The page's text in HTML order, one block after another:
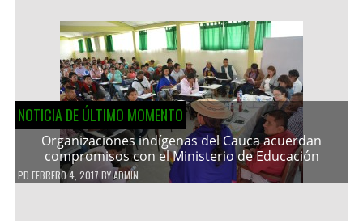
NOTICIA DE ÚLTIMO MOMENTO
Organizaciones indígenas del Cauca acuerdan
compromisos con el Ministerio de Educación
PD FEBRERO 4, 2017 BYADMIN